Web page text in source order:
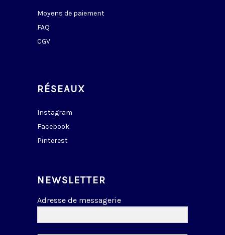
Moyens de paiement
FAQ
CGV
RÉSEAUX
Instagram
Facebook
Pinterest
NEWSLETTER
Adresse de messagerie